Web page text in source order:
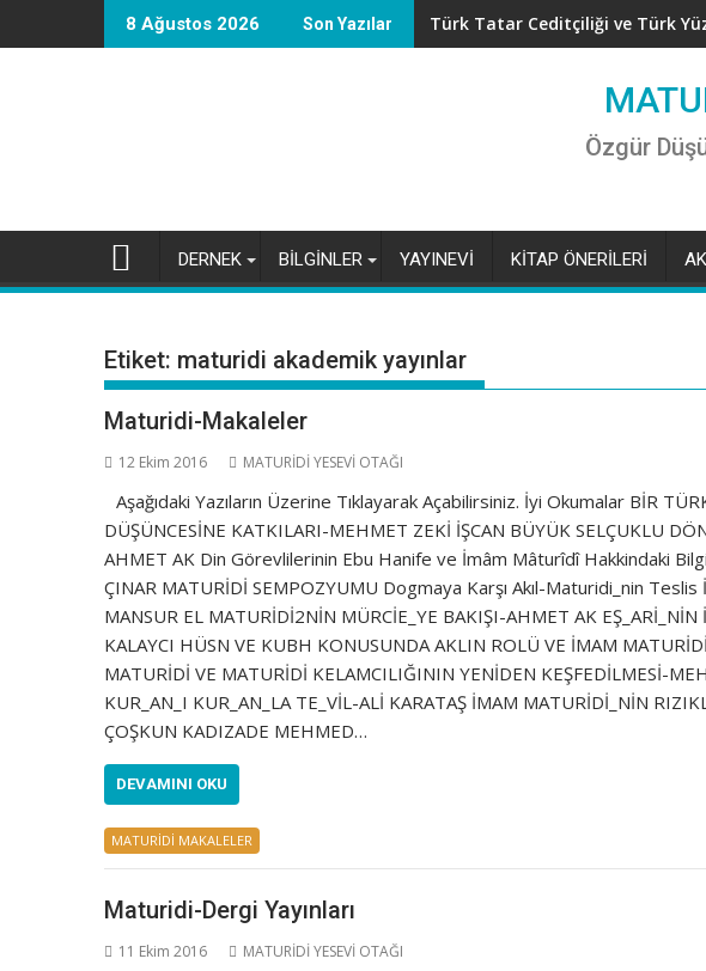
to
8 Ağustos 2026 Son Yazılar Türk Tatar Ceditçiliği ve Türk
Özgür
DERNEK BİLGİNLER YAYINEVİ KİTAP ÖNERİLERİ
Etiket: maturidi akademik yayınlar
Maturidi-Makaleler
12 Ekim 2016 MATURİDİ YESEVİ OTAĞI
Aşağıdaki Yazıların Üzerine Tıklayarak Açabilirsiniz. İyi Okumalar BİR
DÜŞÜNCESİNE KATKILARI-MEHMET ZEKİ İŞCAN BÜYÜK SELÇUKLU
AHMET AK Din Görevlilerinin Ebu Hanife ve İmâm Mâturîdî Hakkindaki
ÇINAR MATURİDİ SEMPOZYUMU Dogmaya Karşı Akıl-Maturidi_nin Teslis
MANSUR EL MATURİDİ2NİN MÜRCİE_YE BAKIŞI-AHMET AK
KALAYCI HÜSN VE KUBH KONUSUNDA AKLIN ROLÜ VE İMAM
MATURİDİ VE MATURİDİ KELAMCILIĞININ YENİDEN KEŞFEDİLMESİ-
KUR_AN_I KUR_AN_LA TE_VİL-ALİ KARATAŞ İMAM MATURİDİ_NİN
ÇOŞKUN KADIZADE MEHMED…
DEVAMINI OKU
MATURİDİ MAKALELER
Maturidi-Dergi Yayınları
11 Ekim 2016 MATURİDİ YESEVİ OTAĞI